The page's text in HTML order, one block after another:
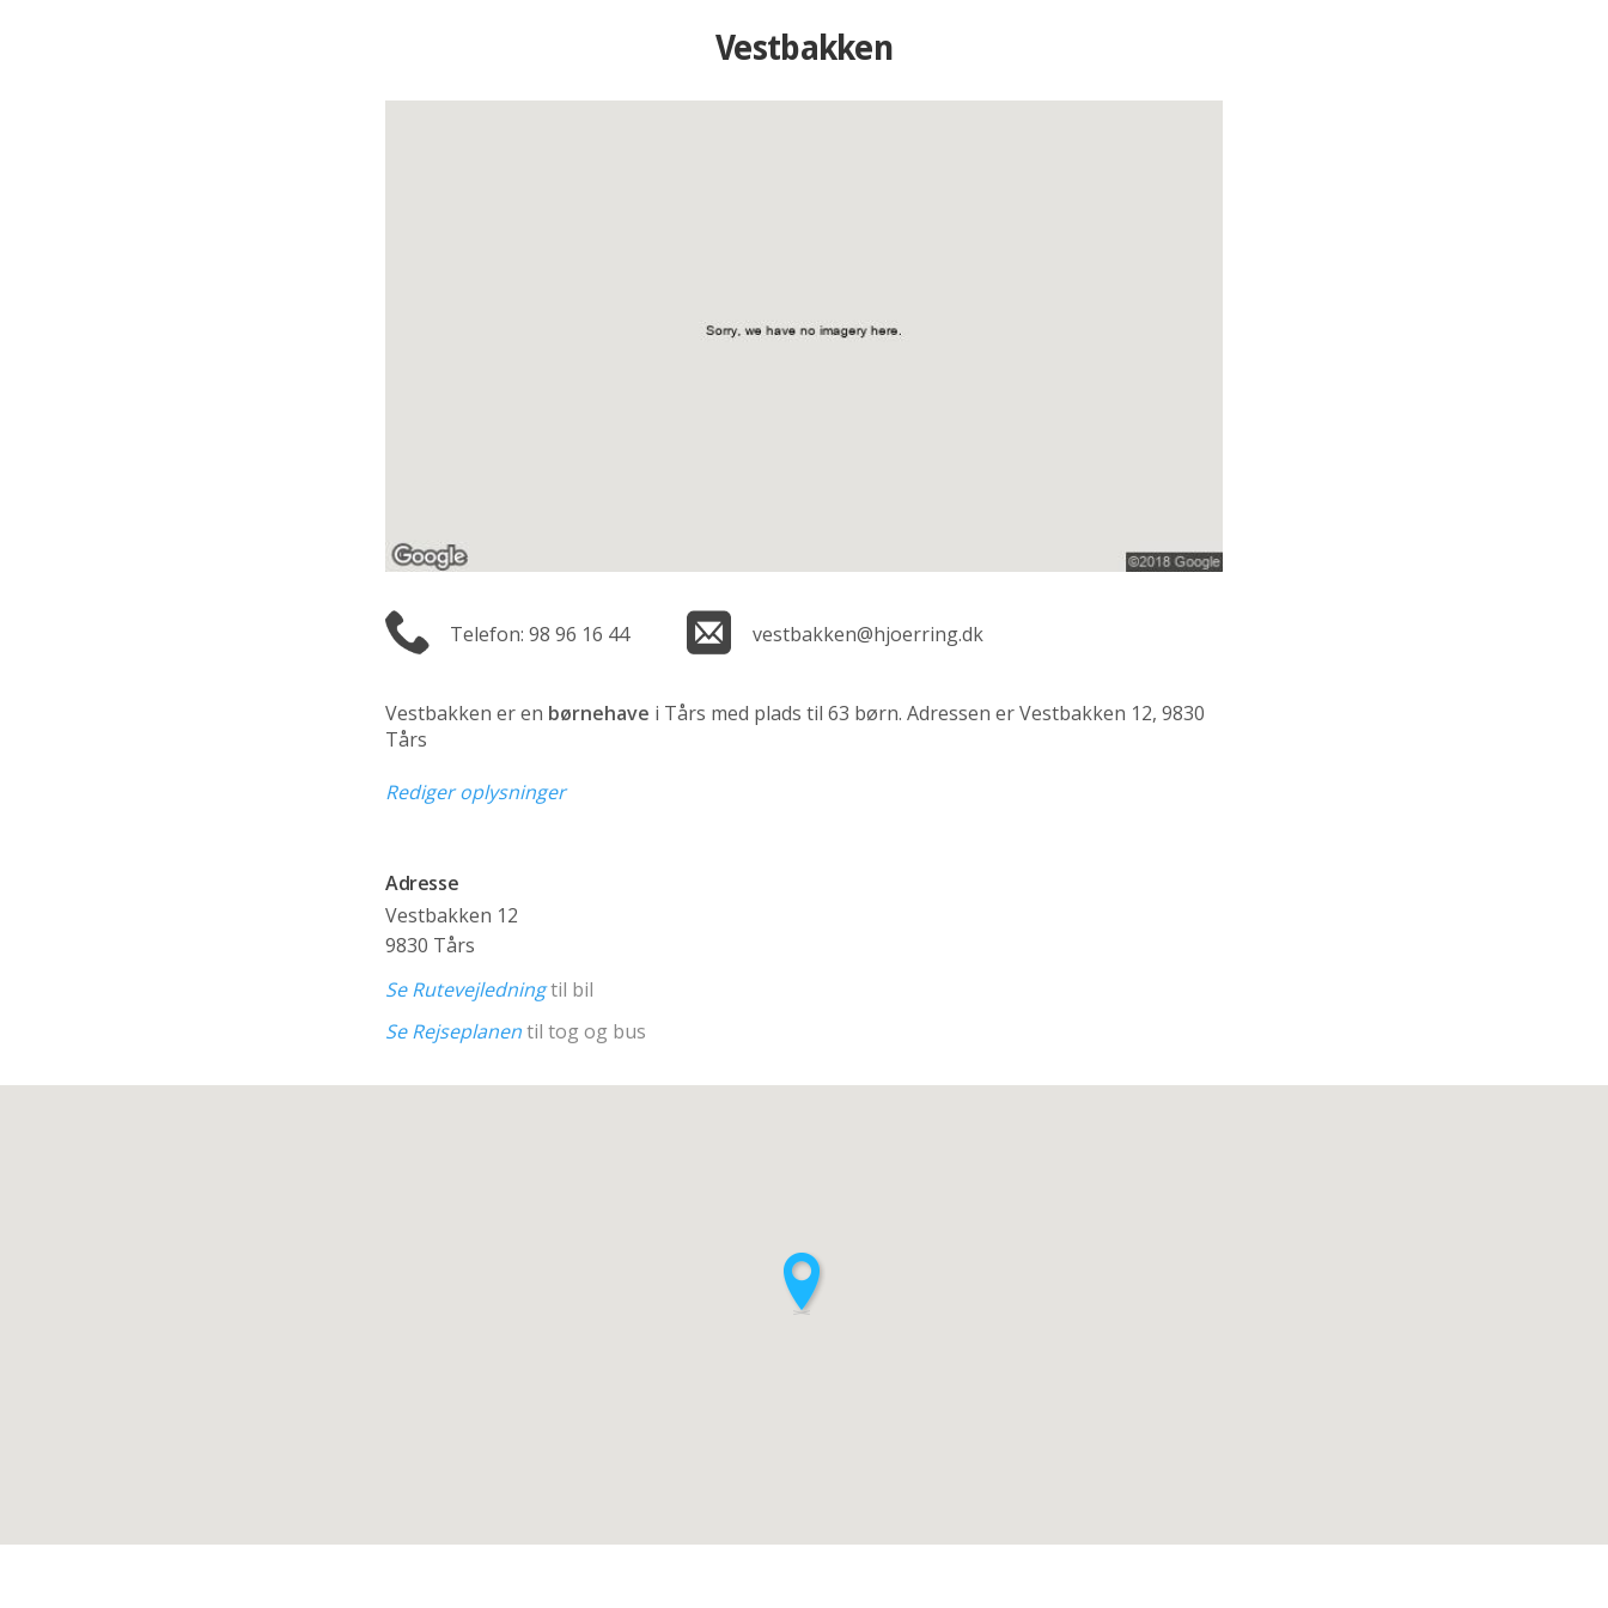
Vestbakken
Telefon: 98 96 16 44 vestbakken@hjoerring.dk
Vestbakken er en børnehave i Tårs med plads til 63 børn. Adressen er Vestbakken 12, 9830
Tårs
Rediger oplysninger
Adresse
Vestbakken 12
9830 Tårs
Se Rutevejledningtil bil
Se Rejseplanentil tog og bus